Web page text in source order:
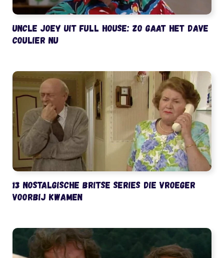
Uncle Joey uit Full House: zo gaat het Dave
Coulier nu
13 nostalgische Britse series die vroeger
voorbij kwamen